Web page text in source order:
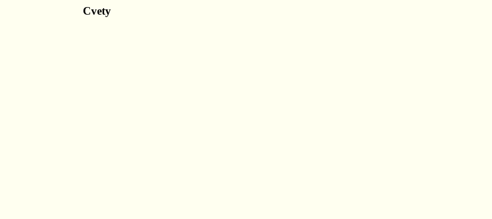
Cvety